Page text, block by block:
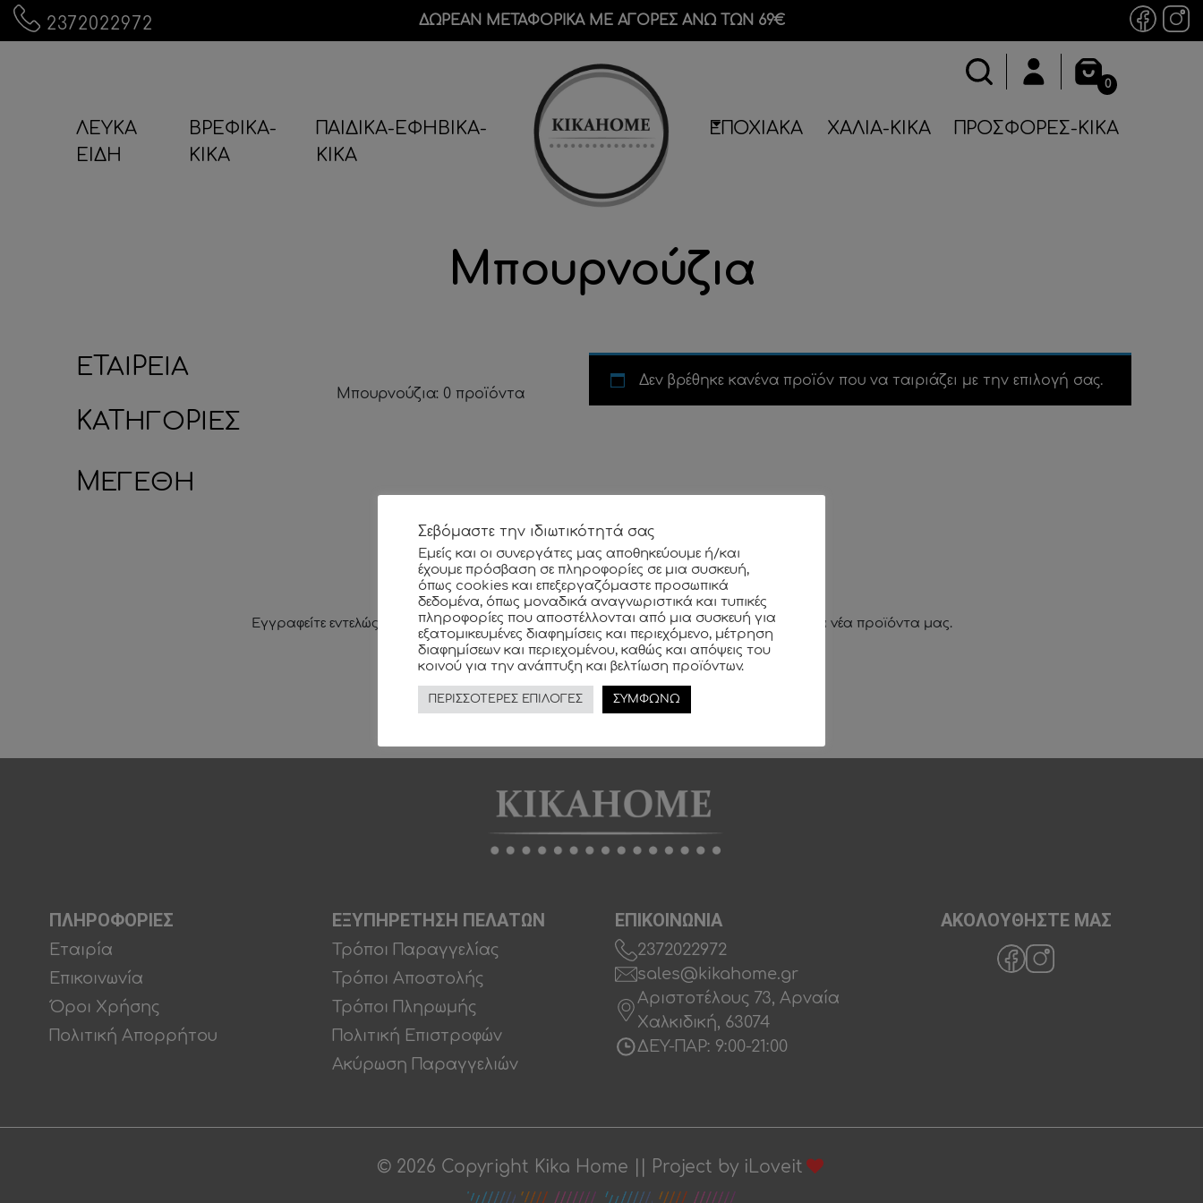
2372022972 ΔΩΡΕΑΝ ΜΕΤΑΦΟΡΙΚΑ ΜΕ ΑΓΟΡΕΣ ΑΝΩ ΤΩΝ 69€
0
ΛΕΥΚΑ
ΕΙΔΗ
ΒΡΕΦΙΚΑ-
KIKA
ΠΑΙΔΙΚΑ-ΕΦΗΒΙΚΑ-
KIKA
ΕΠΟΧΙΑΚΑ ΧΑΛΙΑ-ΚΙΚΑ ΠΡΟΣΦΟΡΕΣ-ΚΙΚΑ
Μπουρνούζια
ΕΤΑΙΡΕΙΑ
ΚΑΤΗΓΟΡΙΕΣ
ΜΕΓΕΘΗ
Μπουρνούζια: 0 προϊόντα
Δεν βρέθηκε κανένα προϊόν που να ταιριάζει με την επιλογή σας.
NEWSLETTER
Εγγραφείτε εντελώς δωρεάν και μάθετε πρώτοι για όλες τις μοναδικές προσφορές και τα νέα προϊόντα μας.
ΠΛΗΡΟΦΟΡΙΕΣ
Εταιρία
Επικοινωνία
Όροι Χρήσης
Πολιτική Απορρήτου
ΕΞΥΠΗΡΕΤΗΣΗ ΠΕΛΑΤΩΝ
Τρόποι Παραγγελίας
Τρόποι Αποστολής
Τρόποι Πληρωμής
Πολιτική Επιστροφών
Ακύρωση Παραγγελιών
ΕΠΙΚΟΙΝΩΝΙΑ
2372022972
sales@kikahome.gr
Αριστοτέλους 73, Αρναία
Χαλκιδική, 63074
ΔΕΥ-ΠΑΡ: 9:00-21:00
ΑΚΟΛΟΥΘΗΣΤΕ ΜΑΣ
© 2026 Copyright Kika Home || Project by iLoveit
Σεβόμαστε την ιδιωτικότητά σας
Εμείς και οι συνεργάτες μας αποθηκεύουμε ή/και
έχουμε πρόσβαση σε πληροφορίες σε μια συσκευή,
όπως cookies και επεξεργαζόμαστε προσωπικά
δεδομένα, όπως μοναδικά αναγνωριστικά και τυπικές
πληροφορίες που αποστέλλονται από μια συσκευή για
εξατομικευμένες διαφημίσεις και περιεχόμενο, μέτρηση
διαφημίσεων και περιεχομένου, καθώς και απόψεις του
κοινού για την ανάπτυξη και βελτίωση προϊόντων.
ΠΕΡΙΣΣΟΤΕΡΕΣ ΕΠΙΛΟΓΕΣ ΣΥΜΦΩΝΩ